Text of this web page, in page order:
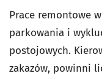
Prace remontowe
parkowania i
postojowych.
zakazów, powinni